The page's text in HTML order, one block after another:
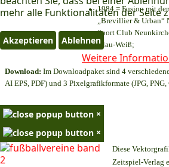
mehr alle Funktionalitäten der Seite
Akzeptieren Ablehnen
Weitere
1984 = Fusion mit
„Brevillier & Urban“
Sport Club
Blau-Weiß;
Download: Im Downloadpaket sind 4
AI EPS, PDF) und 3 Pixelgrafikformate (JPG, PNG,
×
×
Diese
Zeitspiel-Verlag